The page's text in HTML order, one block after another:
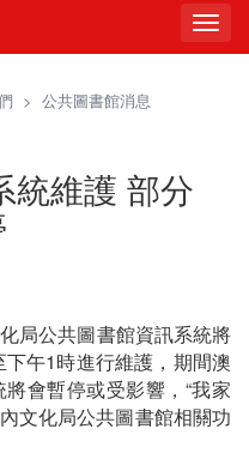
> 公共圖書館消息
統維護 部分
局公共圖書館資訊系統將
午1時進行維護，期間澳
會暫停或受影響，“我家
文化局公共圖書館相關功